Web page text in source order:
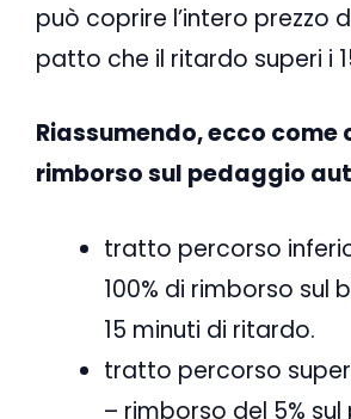
può coprire l’intero prezzo
patto che il ritardo superi i
Riassumendo, ecco come
rimborso sul pedaggio
tratto percorso
100% di rimborso sul
15 minuti di ritardo.
tratto percorso
– rimborso del 5% sul